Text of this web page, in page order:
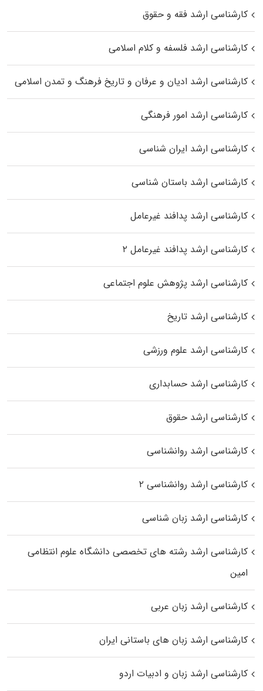
کارشناسی ارشد فقه و حقوق
کارشناسی ارشد فلسفه و کلام اسلامی
کارشناسی ارشد ادیان و عرفان و تاریخ فرهنگ و تمدن اسلامی
کارشناسی ارشد امور فرهنگی
کارشناسی ارشد ایران شناسی
کارشناسی ارشد باستان شناسی
کارشناسی ارشد پدافند غیرعامل
کارشناسی ارشد پدافند غیرعامل ۲
کارشناسی ارشد پژوهش علوم اجتماعی
کارشناسی ارشد تاریخ
کارشناسی ارشد علوم ورزشی
کارشناسی ارشد حسابداری
کارشناسی ارشد حقوق
کارشناسی ارشد روانشناسی
کارشناسی ارشد روانشناسی ۲
کارشناسی ارشد زبان شناسی
کارشناسی ارشد رﺷﺘﻪ ﻫﺎی تخصصی داﻧﺸﮕﺎه ﻋﻠﻮم انتظامی
اﻣﻴﻦ
کارشناسی ارشد زبان عربی
کارشناسی ارشد زبان‌ های باستانی ایران
کارشناسی ارشد زبان و ادبیات اردو